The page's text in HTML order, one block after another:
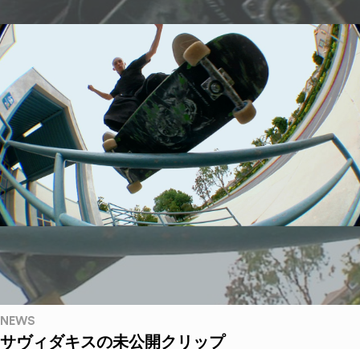
NEWS
サヴィダキスの未公開クリップ